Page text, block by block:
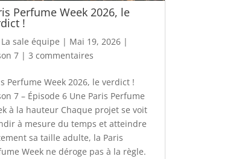
Perfume Week 2026, le
!
La sale équipe | Mai 19, 2026 |
7 |3 commentaires
Perfume Week 2026, le verdict !
7 – Épisode 6 Une Paris Perfume
à la hauteur Chaque projet se voit
à mesure du temps et atteindre
sa taille adulte, la Paris
Week ne déroge pas à la règle.